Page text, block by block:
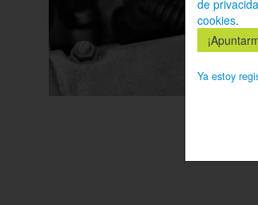
de
cookies.
Ya estoy